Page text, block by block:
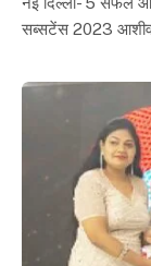
सब्सटेंस 2023